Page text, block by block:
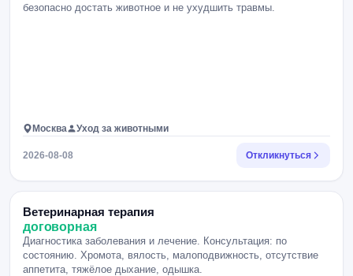
безопасно достать животное и не ухудшить травмы.
Москва Уход за животными
2026-08-08 Откликнуться
Ветеринарная терапия
договорная
Диагностика заболевания и лечение. Консультация: по
состоянию. Хромота, вялость, малоподвижность, отсутствие
аппетита, тяжёлое дыхание, одышка.